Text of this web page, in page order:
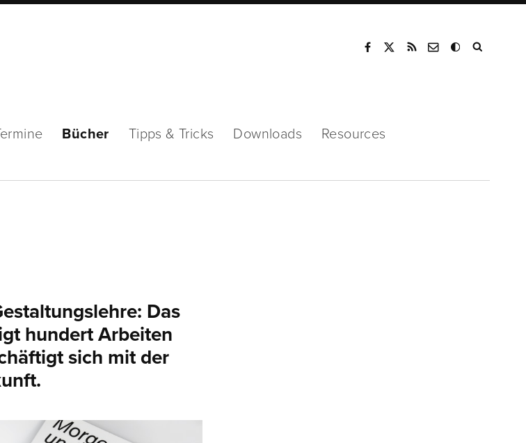
Bücher Tipps & Tricks Downloads Resources
Das
hundert Arbeiten
sich mit der